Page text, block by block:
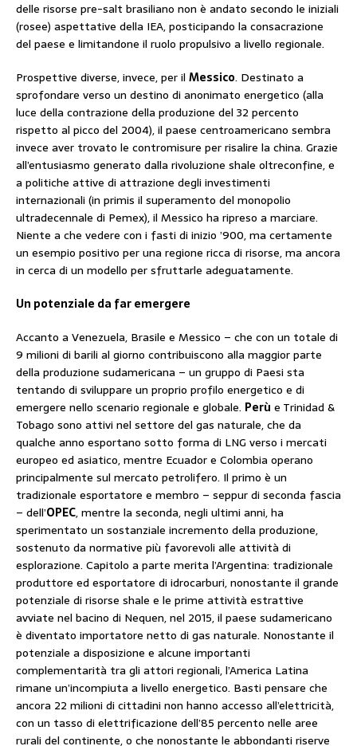
delle risorse pre-salt brasiliano non è andato secondo le iniziali
(rosee) aspettative della IEA, posticipando la consacrazione
del paese e limitandone il ruolo propulsivo a livello regionale.
Prospettive diverse, invece, per il Messico. Destinato a
sprofondare verso un destino di anonimato energetico (alla
luce della contrazione della produzione del 32 percento
rispetto al picco del 2004), il paese centroamericano sembra
invece aver trovato le contromisure per risalire la china. Grazie
all’entusiasmo generato dalla rivoluzione shale oltreconfine, e
a politiche attive di attrazione degli investimenti
internazionali (in primis il superamento del monopolio
ultradecennale di Pemex), il Messico ha ripreso a marciare.
Niente a che vedere con i fasti di inizio ’900, ma certamente
un esempio positivo per una regione ricca di risorse, ma ancora
in cerca di un modello per sfruttarle adeguatamente.
Un potenziale da far emergere
Accanto a Venezuela, Brasile e Messico – che con un totale di
9 milioni di barili al giorno contribuiscono alla maggior parte
della produzione sudamericana – un gruppo di Paesi sta
tentando di sviluppare un proprio profilo energetico e di
emergere nello scenario regionale e globale. Perù e Trinidad &
Tobago sono attivi nel settore del gas naturale, che da
qualche anno esportano sotto forma di LNG verso i mercati
europeo ed asiatico, mentre Ecuador e Colombia operano
principalmente sul mercato petrolifero. Il primo è un
tradizionale esportatore e membro – seppur di seconda fascia
– dell’OPEC, mentre la seconda, negli ultimi anni, ha
sperimentato un sostanziale incremento della produzione,
sostenuto da normative più favorevoli alle attività di
esplorazione. Capitolo a parte merita l’Argentina: tradizionale
produttore ed esportatore di idrocarburi, nonostante il grande
potenziale di risorse shale e le prime attività estrattive
avviate nel bacino di Nequen, nel 2015, il paese sudamericano
è diventato importatore netto di gas naturale. Nonostante il
potenziale a disposizione e alcune importanti
complementarità tra gli attori regionali, l’America Latina
rimane un’incompiuta a livello energetico. Basti pensare che
ancora 22 milioni di cittadini non hanno accesso all’elettricità,
con un tasso di elettrificazione dell’85 percento nelle aree
rurali del continente, o che nonostante le abbondanti riserve